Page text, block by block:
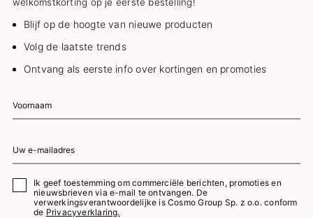
Blijf op de hoogte van nieuwe producten
Volg de laatste trends
Ontvang als eerste info over kortingen en promoties
Ik geef toestemming om commerciële berichten, promoties en
nieuwsbrieven via e-mail te ontvangen. De
verwerkingsverantwoordelijke is Cosmo Group Sp. z o.o. conform
de Privacyverklaring.